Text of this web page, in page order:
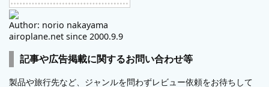
Author: norio nakayama
airoplane.net since 2000.9.9
記事や広告掲載に関するお問い合わせ等
製品や旅行先など、ジャンルを問わずレビュー依頼をお待ちして